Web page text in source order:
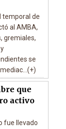
temporal de
al AMBA,
gremiales,
se
que
activo
fue llevado